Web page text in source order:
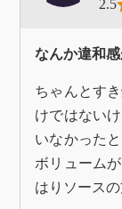
2.5
なんか違和
ちゃんとす
けではない
いなかった
ボリューム
はりソース